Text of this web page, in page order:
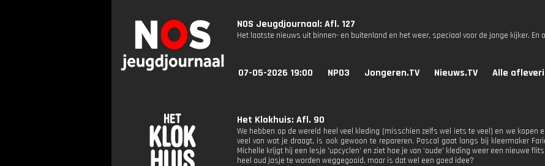
NOS Jeugdjournaal: Afl. 127
Het laatste nieuws uit binnen- en buitenland en het weer, speciaal voor de jonge kijker. En
07-05-2026 19:00 NPO3 Jongeren.TV Nieuws.TV Alle
Het Klokhuis: Afl. 90
We hebben op de wereld heel veel kleding (misschien zelfs wel iets te veel) en we kopen
veel van wat je draagt, is ook gewoon te repareren. Pascal gaat langs bij kleermaker
Michelle krijgt hij een lesje 'upcyclen' en ziet hoe je van 'oude' kleding weer een nieuwe
heel oud jasje te worden weggegooid, maar is dat wel een goed idee?